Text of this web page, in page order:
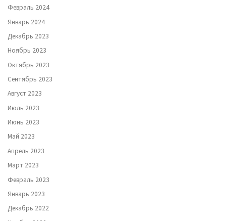
Февраль 2024
Январь 2024
Декабрь 2023
Ноябрь 2023
Октябрь 2023
Сентябрь 2023
Август 2023
Июль 2023
Июнь 2023
Май 2023
Апрель 2023
Март 2023
Февраль 2023
Январь 2023
Декабрь 2022